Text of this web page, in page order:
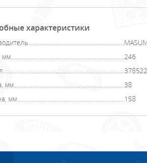
характеристики
мм
246
378522
мм
38
мм
158